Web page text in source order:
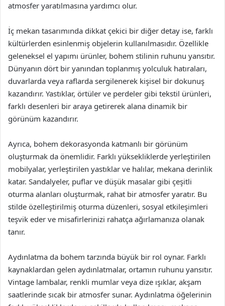
atmosfer yaratılmasına yardımcı olur.
İç mekan tasarımında dikkat çekici bir diğer detay ise, farklı
kültürlerden esinlenmiş objelerin kullanılmasıdır. Özellikle
geleneksel el yapımı ürünler, bohem stilinin ruhunu yansıtır.
Dünyanın dört bir yanından toplanmış yolculuk hatıraları,
duvarlarda veya raflarda sergilenerek kişisel bir dokunuş
kazandırır. Yastıklar, örtüler ve perdeler gibi tekstil ürünleri,
farklı desenleri bir araya getirerek alana dinamik bir
görünüm kazandırır.
Ayrıca, bohem dekorasyonda katmanlı bir görünüm
oluşturmak da önemlidir. Farklı yüksekliklerde yerleştirilen
mobilyalar, yerleştirilen yastıklar ve halılar, mekana derinlik
katar. Sandalyeler, puflar ve düşük masalar gibi çeşitli
oturma alanları oluşturmak, rahat bir atmosfer yaratır. Bu
stilde özelleştirilmiş oturma düzenleri, sosyal etkileşimleri
teşvik eder ve misafirlerinizi rahatça ağırlamanıza olanak
tanır.
Aydınlatma da bohem tarzında büyük bir rol oynar. Farklı
kaynaklardan gelen aydınlatmalar, ortamın ruhunu yansıtır.
Vintage lambalar, renkli mumlar veya dize ışıklar, akşam
saatlerinde sıcak bir atmosfer sunar. Aydınlatma öğelerinin